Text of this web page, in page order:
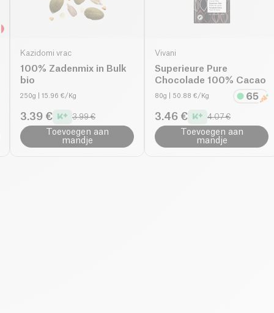
Kazidomi vrac
100% Zadenmix in Bulk
bio
250g | 15.96 €/Kg
3.39 € 3.99 €
Toevoegen aan
mandje
Vivani
Superieure Pure
Chocolade 100% Cacao
80g | 50.88 €/Kg
3.46 € 4.07 €
Toevoegen aan
mandje